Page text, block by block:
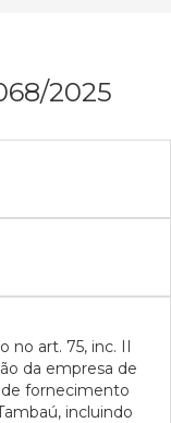
2025
no art. 75, inc. II
da empresa de
fornecimento
incluindo